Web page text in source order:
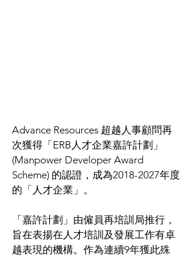
Advance Resources 超越人事顧問再
次獲得「ERB人才企業嘉許計劃」
(Manpower Developer Award
Scheme) 的認證，成為2018-2027年度
的「人才企業」。
「嘉許計劃」由僱員再培訓局推行，
旨在表揚在人才培訓及發展工作有卓
越表現的機構。作為連續9年獲此殊